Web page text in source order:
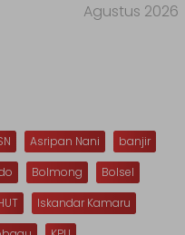
Agustus 2026
Asripan Nani
banjir
Bolmong
Bolsel
Iskandar Kamaru